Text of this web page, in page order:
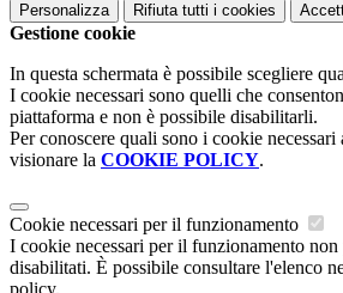
Personalizza Rifiuta tutti i cookies
Gestione cookie
In questa schermata è possibile scegliere
I cookie necessari sono quelli che
piattaforma e non è possibile disabilitarli.
Per conoscere quali sono i cookie
visionare la COOKIE POLICY.
Cookie necessari per il funzionamento
I cookie necessari per il funzionamento non
disabilitati. È possibile consultare l'elenco
policy.